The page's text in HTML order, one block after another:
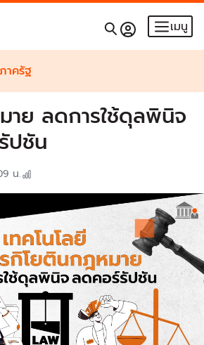
เมนู
าครัฐ
าย ลดการใช้ดุลพินิจ
ปชัน
น.